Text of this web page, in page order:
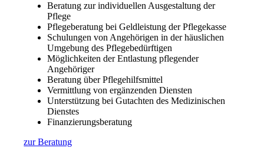
Beratung zur individuellen Ausgestaltung der
Pflege
Pflegeberatung bei Geldleistung der Pflegekasse
Schulungen von Angehörigen in der häuslichen
Umgebung des Pflegebedürftigen
Möglichkeiten der Entlastung pflegender
Angehöriger
Beratung über Pflegehilfsmittel
Vermittlung von ergänzenden Diensten
Unterstützung bei Gutachten des Medizinischen
Dienstes
Finanzierungsberatung
zur Beratung